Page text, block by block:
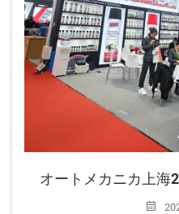
オートメカニカ上海